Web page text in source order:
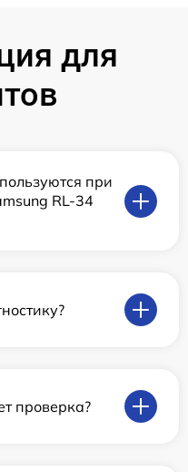
для
при
RL-34
проверка?